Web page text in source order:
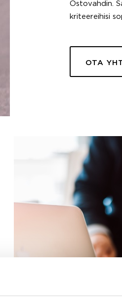
Ostovahdin.
kriteereihisi
OTA